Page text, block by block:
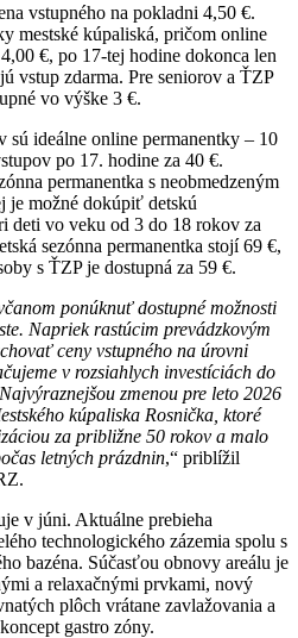
vstupného na pokladni 4,50 €.
mestské kúpaliská, pričom online
€, po 17-tej hodine dokonca len
vstup zdarma. Pre seniorov a ŤZP
vo výške 3 €.
sú ideálne online permanentky – 10
po 17. hodine za 40 €.
permanentka s neobmedzeným
je možné dokúpiť detskú
deti vo veku od 3 do 18 rokov za
sezónna permanentka stojí 69 €,
s ŤZP je dostupná za 59 €.
ponúknuť dostupné možnosti
Napriek rastúcim prevádzkovým
ceny vstupného na úrovni
v rozsiahlych investíciách do
zmenou pre leto 2026
kúpaliska Rosnička, ktoré
za približne 50 rokov a malo
letných prázdnin,“ priblížil
v júni. Aktuálne prebieha
technologického zázemia spolu s
bazéna. Súčasťou obnovy areálu je
a relaxačnými prvkami, nový
plôch vrátane zavlažovania a
gastro zóny.